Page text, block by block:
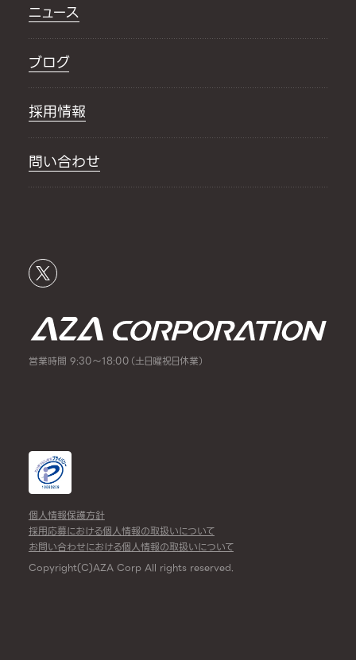
ニュース
ブログ
採用情報
問い合わせ
営業時間 9:30～18:00（土日曜祝日休業）
個人情報保護方針
採用応募における個人情報の取扱いについて
お問い合わせにおける個人情報の取扱いについて
Copyright(C)AZA Corp All rights reserved.